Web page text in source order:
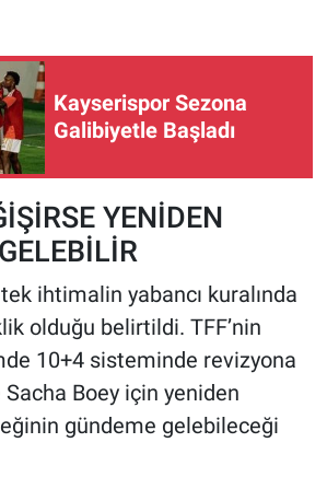
Kayserispor Sezona
Galibiyetle Başladı
YENİDEN
ihtimalin yabancı kuralında
olduğu belirtildi. TFF’nin
10+4 sisteminde revizyona
Boey için yeniden
gündeme gelebileceği